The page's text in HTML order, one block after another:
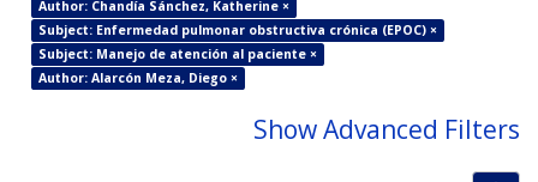
Author: Chandía Sánchez, Katherine ×
Subject: Enfermedad pulmonar obstructiva crónica (EPOC) ×
Subject: Manejo de atención al paciente ×
Author: Alarcón Meza, Diego ×
Show Advanced Filters